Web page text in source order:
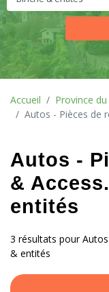
Accueil Province
Autos - Pièces de
Autos -
&
entités
3 résultats pour
& entités